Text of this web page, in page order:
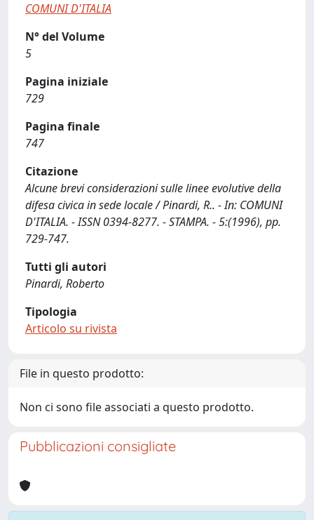
COMUNI D'ITALIA
N° del Volume
5
Pagina iniziale
729
Pagina finale
747
Citazione
Alcune brevi considerazioni sulle linee evolutive della
difesa civica in sede locale / Pinardi, R.. - In: COMUNI
D'ITALIA. - ISSN 0394-8277. - STAMPA. - 5:(1996), pp.
729-747.
Tutti gli autori
Pinardi, Roberto
Tipologia
Articolo su rivista
File in questo prodotto:
Non ci sono file associati a questo prodotto.
Pubblicazioni consigliate